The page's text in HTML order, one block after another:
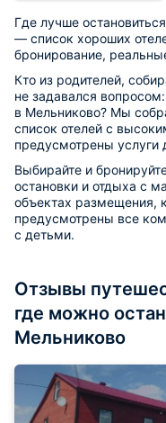
Где лучше
— список хороших
бронирование,
Кто из родителей,
не задавался
в Мельниково? Мы
список отелей с
предусмотрены услуги
Выбирайте и
остановки и отдыха с
объектах размещения,
предусмотрены все
с детьми.
Отзывы
где можно
Мельниково